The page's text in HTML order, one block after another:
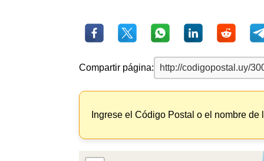
Compartir página:
Ingrese el Código Postal o el nombre